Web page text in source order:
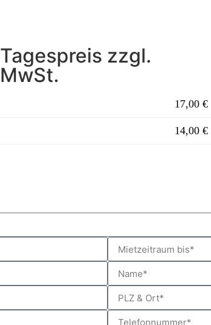
Tagespreis zzgl.
MwSt.
17,00 €
14,00 €